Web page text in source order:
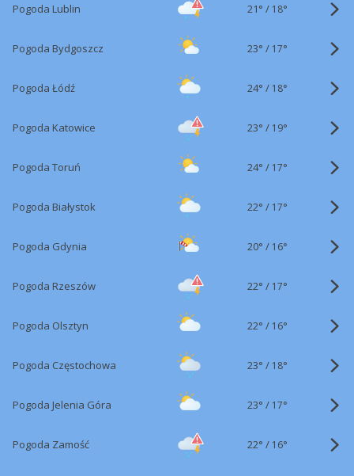
Pogoda Lublin 21° / 18°
Pogoda Bydgoszcz 23° / 17°
Pogoda Łódź 24° / 18°
Pogoda Katowice 23° / 19°
Pogoda Toruń 24° / 17°
Pogoda Białystok 22° / 17°
Pogoda Gdynia 20° / 16°
Pogoda Rzeszów 22° / 17°
Pogoda Olsztyn 22° / 16°
Pogoda Częstochowa 23° / 18°
Pogoda Jelenia Góra 23° / 17°
Pogoda Zamość 22° / 16°